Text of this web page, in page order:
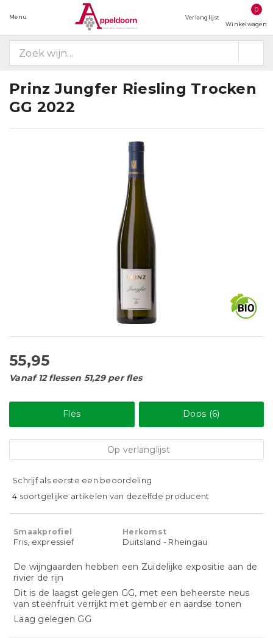
Menu Verlanglijst
0
Winkelwagen
Prinz Jungfer Riesling Trocken
GG 2022
55,95
Vanaf 12 flessen 51,29 per fles
Fles Doos (6)
Op verlanglijst
Schrijf als eerste een beoordeling
4 soortgelijke artikelen van dezelfde producent
Smaakprofiel
Fris, expressief
Herkomst
Duitsland - Rheingau
De wijngaarden hebben een Zuidelijke expositie aan de
rivier de rijn
Dit is de laagst gelegen GG, met een beheerste neus
van steenfruit verrijkt met gember en aardse tonen
Laag gelegen GG